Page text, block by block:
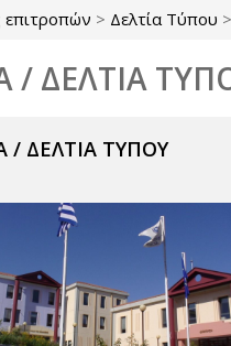
επιτροπών > Δελτία Τύπου >
/ ΔΕΛΤΙΑ
/ ΔΕΛΤΙΑ ΤΥΠΟΥ